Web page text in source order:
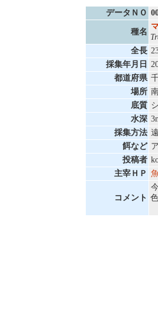
データＮＯ
種名
全長
採集年月日
都道府県
場所
底質
水深
採集方法
餌など
投稿者
主宰ＨＰ
コメント